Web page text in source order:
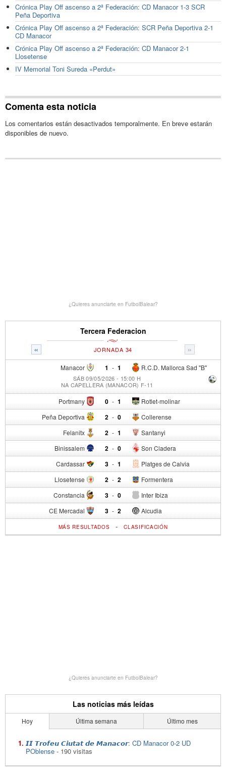
Crónica Play Off ascenso a 2ª Federación: CD Manacor 1-3 SCR
Peña Deportiva
Crónica Play Off ascenso a 2ª Federación: SCR Peña Deportiva 2-1
CD Manacor
Crónica Play Off ascenso a 2ª Federación: CD Manacor 2-1
Llosetense
IV Memorial Toni Sureda «Perdut»
Comenta esta noticia
Los comentarios están desactivados temporalmente. En breve estarán
disponibles de nuevo.
¿Quieres anunciarte en FutbolBalear?
Tercera Federacion
« »
JORNADA 34
Manacor 1 - R.C.D. Mallorca Sad "B"
1
SÁB 09/05/2026 - 15:00 H
NA CAPELLERA (MANACOR) F-11
Portmany 0 - Rotlet-molinar
1
Peña Deportiva 2 - Collerense
0
Felanitx 2 - Santanyi
1
Binissalem 2 - Son Cladera
0
Cardassar 3 - Platges de Calvia
1
Llosetense 2 - Formentera
2
Constancia 3 - Inter Ibiza
0
CE Mercadal 3 - Alcudia
2
MÁS RESULTADOS -CLASIFICACIÓN
¿Quieres anunciarte en FutbolBalear?
Las noticias más leídas
Hoy Última semana Último mes
𝙄𝙄 𝙏𝙧𝙤𝙛𝙚𝙪 𝘾𝙞𝙪𝙩𝙖𝙩 𝙙𝙚 𝙈𝙖𝙣𝙖𝙘𝙤𝙧: CD Manacor 0-2 UD
POblense - 190 visitas